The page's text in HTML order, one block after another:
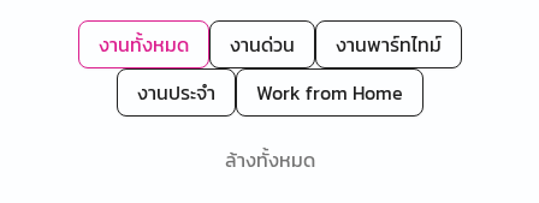
งานทั้งหมด งานด่วน
งานพาร์ทไทม์
งานประจำ
Work from Home
ล้างทั้งหมด